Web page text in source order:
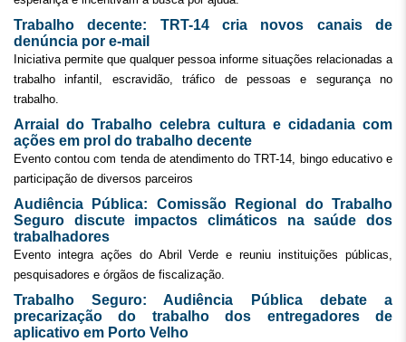
Trabalho decente: TRT-14 cria novos canais de
denúncia por e-mail
Iniciativa permite que qualquer pessoa informe situações relacionadas a
trabalho infantil, escravidão, tráfico de pessoas e segurança no
trabalho.
Arraial do Trabalho celebra cultura e cidadania com
ações em prol do trabalho decente
Evento contou com tenda de atendimento do TRT-14, bingo educativo e
participação de diversos parceiros
Audiência Pública: Comissão Regional do Trabalho
Seguro discute impactos climáticos na saúde dos
trabalhadores
Evento integra ações do Abril Verde e reuniu instituições públicas,
pesquisadores e órgãos de fiscalização.
Trabalho Seguro: Audiência Pública debate a
precarização do trabalho dos entregadores de
aplicativo em Porto Velho